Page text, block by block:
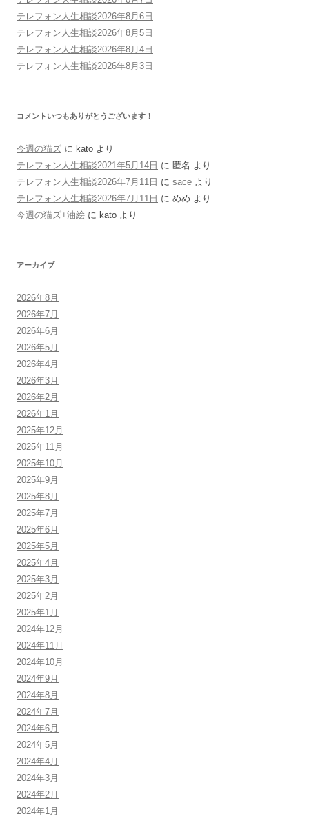
テレフォン人生相談2026年8月6日
テレフォン人生相談2026年8月5日
テレフォン人生相談2026年8月4日
テレフォン人生相談2026年8月3日
コメントいつもありがとうございます！
今週の猫ズ に kato より
テレフォン人生相談2021年5月14日 に 匿名 より
テレフォン人生相談2026年7月11日 に sace より
テレフォン人生相談2026年7月11日 に めめ より
今週の猫ズ+油絵 に kato より
アーカイブ
2026年8月
2026年7月
2026年6月
2026年5月
2026年4月
2026年3月
2026年2月
2026年1月
2025年12月
2025年11月
2025年10月
2025年9月
2025年8月
2025年7月
2025年6月
2025年5月
2025年4月
2025年3月
2025年2月
2025年1月
2024年12月
2024年11月
2024年10月
2024年9月
2024年8月
2024年7月
2024年6月
2024年5月
2024年4月
2024年3月
2024年2月
2024年1月